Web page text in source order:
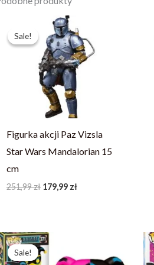
Sale!
Sale!
Figurka akcji Paz Vizsla
Star Wars Mandalorian 15
cm
251,99zł
Pierwotna
cena
wynosiła:
251,99 zł.
179,99zł
cena
wynosi:
179,99 zł.
Sale!
Sale!
Pierwotna
cena
wynosiła:wynosi: